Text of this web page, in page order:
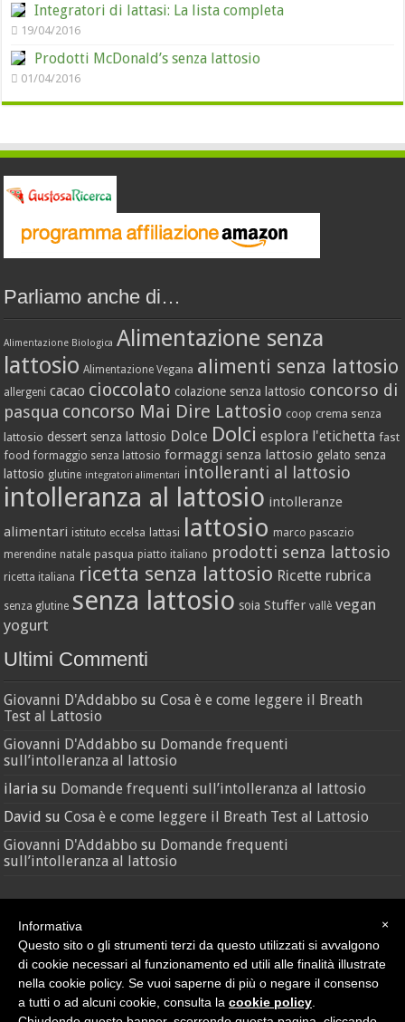
Integratori di lattasi: La lista completa
19/04/2016
Prodotti McDonald’s senza lattosio
01/04/2016
Parliamo anche di…
Alimentazione Biologica Alimentazione senza
lattosio Alimentazione Vegana alimenti senza lattosio
allergeni cacao cioccolato colazione senza lattosio concorso di
pasqua concorso Mai Dire Lattosio coop crema senza
lattosio dessert senza lattosio Dolce Dolci esplora l'etichetta fast
food formaggio senza lattosio formaggi senza lattosio gelato senza
lattosio glutine integratori alimentari intolleranti al lattosio
intolleranza al lattosio intolleranze
alimentari istituto eccelsa lattasi lattosio marco pascazio
merendine natale pasqua piatto italiano prodotti senza lattosio
ricetta italiana ricetta senza lattosio Ricette rubrica
senza glutine senza lattosio soia Stuffer vallè vegan
yogurt
Ultimi Commenti
Giovanni D'Addabbo suCosa è e come leggere il Breath
Test al Lattosio
Giovanni D'Addabbo su Domande frequenti
sull’intolleranza al lattosio
ilaria su Domande frequenti sull’intolleranza al lattosio
David suCosa è e come leggere il Breath Test al Lattosio
Giovanni D'Addabbo su Domande frequenti
sull’intolleranza al lattosio
Credit•Sitemap
© Nutras Srl - Via della Pace, 279 - 62100 Macerata (MC) | P.IVA
×
Informativa
Questo sito o gli strumenti terzi da questo utilizzati si avvalgono
di cookie necessari al funzionamento ed utili alle finalità illustrate
nella cookie policy. Se vuoi saperne di più o negare il consenso
a tutti o ad alcuni cookie, consulta la cookie policy